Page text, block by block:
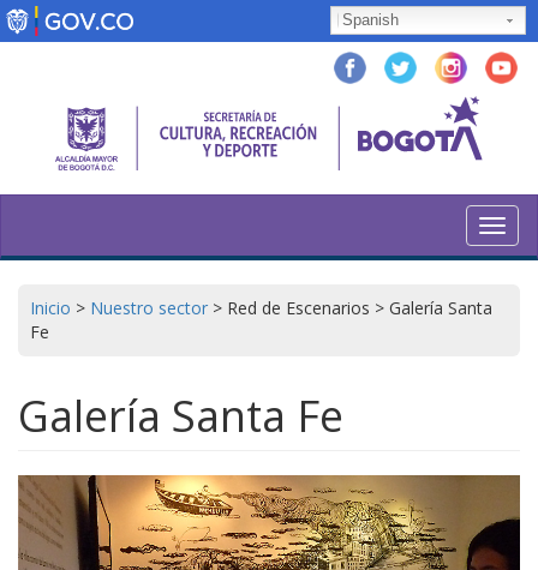
Pasar
al
Spanish
Inicio > Nuestro sector > Red de Escenarios > Galería Santa
Fe
Galería Santa Fe